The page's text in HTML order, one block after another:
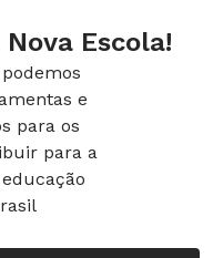
Escola!
e
para os
para a